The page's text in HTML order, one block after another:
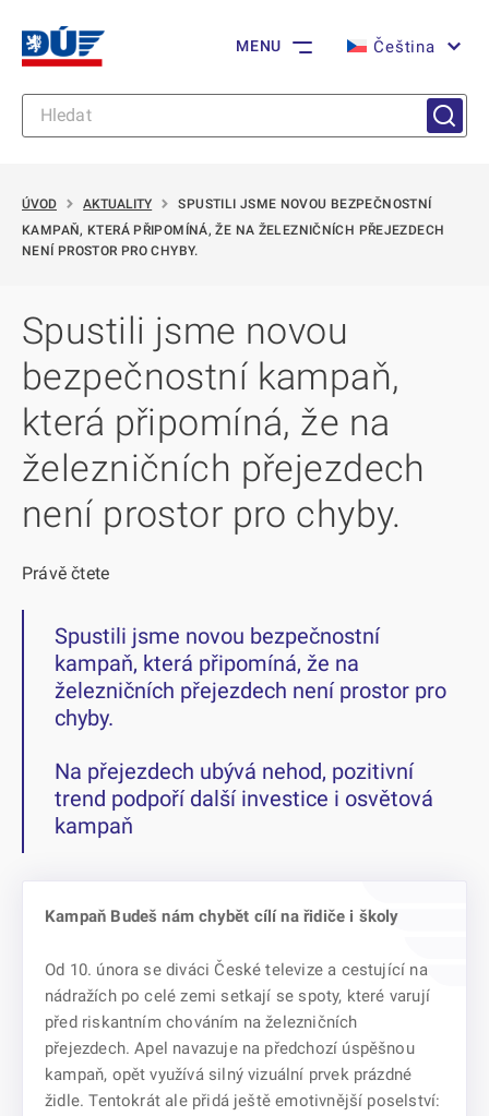
MENU Čeština
ÚVOD AKTUALITY
SPUSTILI JSME NOVOU BEZPEČNOSTNÍ
KAMPAŇ, KTERÁ PŘIPOMÍNÁ, ŽE NA ŽELEZNIČNÍCH PŘEJEZDECH
NENÍ PROSTOR PRO CHYBY.
Spustili jsme novou
bezpečnostní kampaň,
která připomíná, že na
železničních přejezdech
není prostor pro chyby.
Kampaň Budeš nám chybět cílí na řidiče i školy
Od 10. února se diváci České televize a cestující na
nádražích po celé zemi setkají se spoty, které varují
před riskantním chováním na železničních
přejezdech. Apel navazuje na předchozí úspěšnou
kampaň, opět využívá silný vizuální prvek prázdné
židle. Tentokrát ale přidá ještě emotivnější poselství:
Právě čtete
Spustili jsme novou bezpečnostní
kampaň, která připomíná, že na
železničních přejezdech není prostor pro
chyby.
Na přejezdech ubývá nehod, pozitivní
trend podpoří další investice i osvětová
kampaň